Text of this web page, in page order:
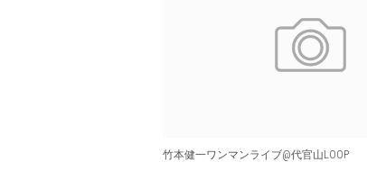
竹本健一ワンマンライブ@代官山LOOP